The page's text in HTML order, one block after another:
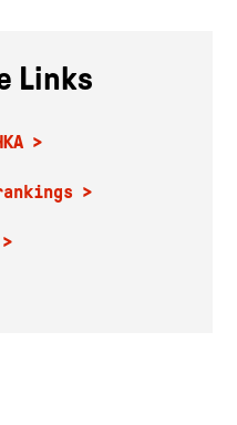
Links